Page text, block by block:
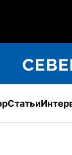
Статьи